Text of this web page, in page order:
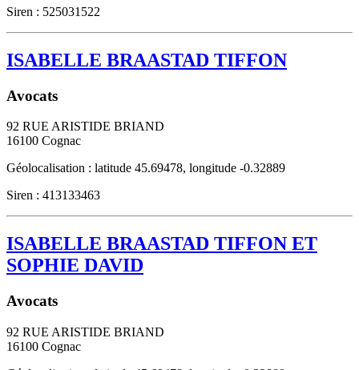
Siren : 525031522
ISABELLE BRAASTAD TIFFON
Avocats
92 RUE ARISTIDE BRIAND
16100 Cognac
Géolocalisation : latitude 45.69478, longitude -0.32889
Siren : 413133463
ISABELLE BRAASTAD TIFFON ET
SOPHIE DAVID
Avocats
92 RUE ARISTIDE BRIAND
16100 Cognac